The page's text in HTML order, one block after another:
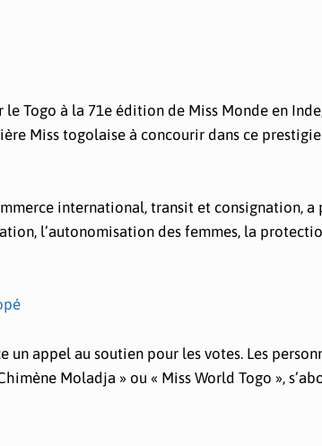
le Togo à la 71e édition de Miss Monde en
Miss togolaise à concourir dans ce
international, transit et consignation, a
l’autonomisation des femmes, la
un appel au soutien pour les votes. Les
Moladja » ou « Miss World Togo »,